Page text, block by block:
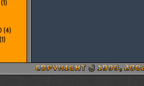
(1)
(4)
(1)